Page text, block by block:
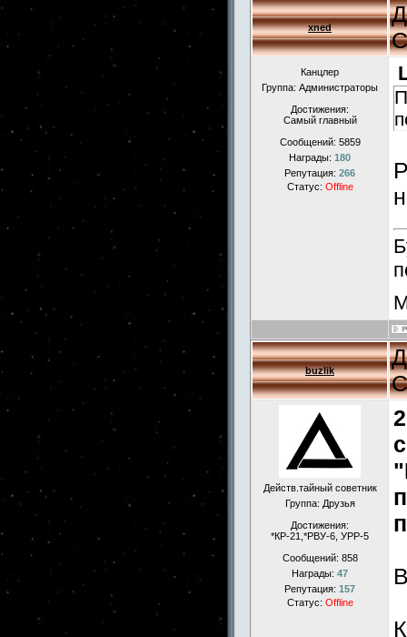
xned
Канцлер
Группа: Администраторы
Достижения:
Самый главный
Сообщений: 5859
Награды: 180
Репутация: 266
Статус: Offline
buzlik
Действ.тайный советник
Группа: Друзья
Достижения:
*КР-21,*РВУ-6, УРР-5
Сообщений: 858
Награды: 47
Репутация: 157
Статус: Offline